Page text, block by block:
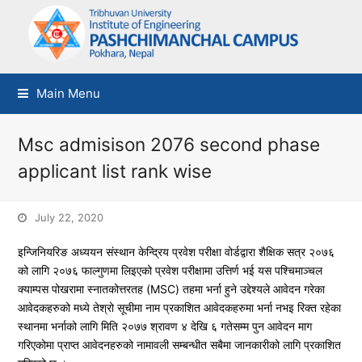
Main Menu
Msc admisison 2076 second phase
applicant list rank wise
July 22, 2020
इन्जिनियरिङ अध्ययन संस्थान केन्द्रिय प्रवेश परीक्षा वोर्डद्वारा शैक्षिक सत्र २०७६
को लागि २०७६ फाल्गुणमा लिइएको प्रवेश परीक्षामा उत्तिर्ण भई यस पश्चिमाञ्चल
क्याम्पस पोखरामा स्नातकोत्तरतह (MSC) तहमा भर्ना हुने उद्देश्यले आवेदन गरेका
आवेदकहरुको मध्ये तेश्रो सूचीमा नाम प्रकाशित आवेदकहरुमा भर्ना नभइ रिक्त रहेका
स्थानमा भर्नाको लागि मिति २०७७ श्रावण ४ देखि ६ गतेसम्म पुन आवेदन माग
गरिएकोमा प्राप्त आवेदनहरुको नामावली सम्बन्धीत सबैमा जानकारीको लागि प्रकाशित